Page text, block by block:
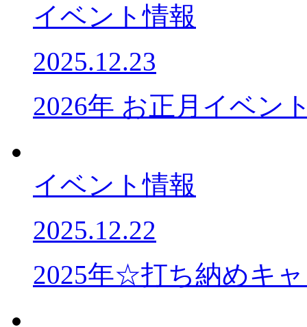
イベント情報
2025.12.23
2026年 お正月イベン
イベント情報
2025.12.22
2025年☆打ち納めキ